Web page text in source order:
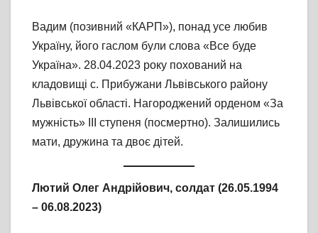
Вадим (позивний «КАРП»), понад усе любив
Україну, його гаслом були слова «Все буде
Україна». 28.04.2023 року похований на
кладовищі с. Прибужани Львівського району
Львівської області. Нагороджений орденом «За
мужність» ІІІ ступеня (посмертно). Залишились
мати, дружина та двоє дітей.
Лютий Олег Андрійович, солдат (26.05.1994
– 06.08.2023)